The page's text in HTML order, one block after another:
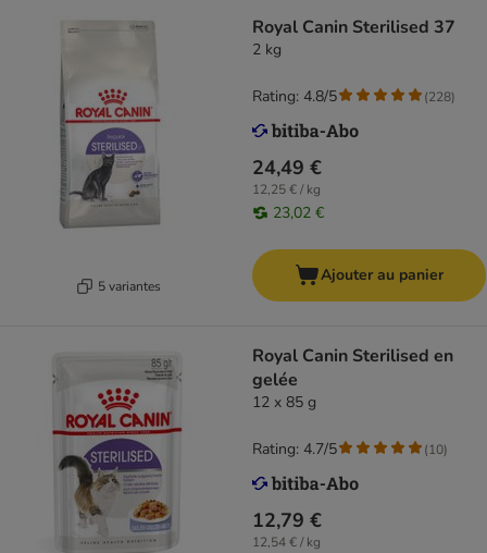
5 variantes
Royal Canin Sterilised 37
2 kg
24,49 €
12,25 € / kg
23,02 €
Rating: 4.8/5 (228)
Ajouter au panier
Royal Canin Sterilised en
gelée
12 x 85 g
12,79 €
12,54 € / kg
Rating: 4.7/5 (10)